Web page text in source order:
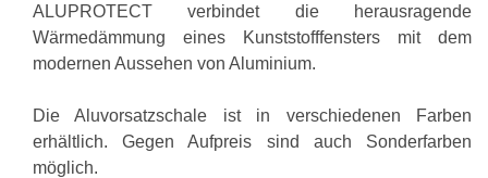
ALUPROTECT verbindet die herausragende
Wärmedämmung eines Kunststofffensters mit dem
modernen Aussehen von Aluminium.
Die Aluvorsatzschale ist in verschiedenen Farben
erhältlich. Gegen Aufpreis sind auch Sonderfarben
möglich.